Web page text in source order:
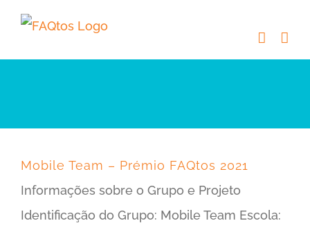
Skip
content
Mobile Team – Prémio FAQtos 2021
Informações sobre o Grupo e Projeto
Identificação do Grupo: Mobile Team Escola: